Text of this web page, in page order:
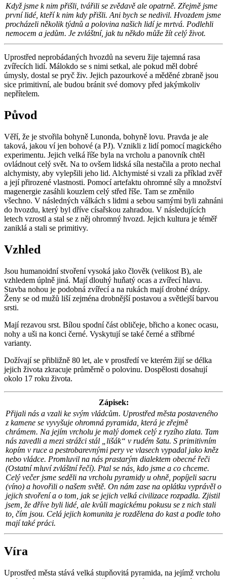
Když jsme k nim přišli, tvářili se zvědavě ale opatrně. Zřejmě jsme
první lidé, kteří k nim kdy přišli. Ani bych se nedivil. Hvozdem jsme
procházeli několik týdnů a polovina našich lidí je mrtvá. Podlehli
nemocem a jedům. Je zvláštní, jak tu někdo může žít celý život.
Uprostřed neprobádaných hvozdů na severu žije tajemná rasa
zvířecích lidí. Málokdo se s nimi setkal, ale pokud měl dobré
úmysly, dostal se pryč živ. Jejich pazourkové a měděné zbraně jsou
sice primitivní, ale budou bránit své domovy před jakýmkoliv
nepřítelem.
Původ
Věří, že je stvořila bohyně Lunonda, bohyně lovu. Pravda je ale
taková, jakou ví jen bohové (a PJ). Vznikli z lidí pomocí magického
experimentu. Jejich velká říše byla na vrcholu a panovník chtěl
ovládnout celý svět. Na to ovšem lidská síla nestačila a proto nechal
alchymisty, aby vylepšili jeho lid. Alchymisté si vzali za příklad zvěř
a její přirozené vlastnosti. Pomocí artefaktu ohromné síly a množství
magenergie zasáhli kouzlem celý střed říše. Tam se změnilo
všechno. V následných válkách s lidmi a sebou samými byli zahnáni
do hvozdu, který byl dříve císařskou zahradou. V následujících
letech vzrostl a stal se z něj ohromný hvozd. Jejich kultura je téměř
zaniklá a stali se primitivy.
Vzhled
Jsou humanoidní stvoření vysoká jako člověk (velikost B), ale
vzhledem úplně jiná. Mají dlouhý huňatý ocas a zvířecí hlavu.
Stavba nohou je podobná zvířecí a na rukách mají drobné drápy.
Ženy se od mužů liší zejména drobnější postavou a světlejší barvou
srsti.
Mají rezavou srst. Bílou spodní část obličeje, břicho a konec ocasu,
nohy a uši na konci černé. Vyskytují se také černé a stříbrné
varianty.
Dožívají se přibližně 80 let, ale v prostředí ve kterém žijí se délka
jejich života zkracuje průměrně o polovinu. Dospělosti dosahují
okolo 17 roku života.
Zápisek:
Přijali nás a vzali ke svým vládcům. Uprostřed města postaveného
z kamene se vyvyšuje ohromná pyramida, která je zřejmě
chrámem. Na jejím vrcholu je malý domek celý z ryzího zlata. Tam
nás zavedli a mezi strážci stál „lišák“ v rudém šatu. S primitivním
kopím v ruce a pestrobarevnými pery ve vlasech vypadal jako kněz
nebo vládce. Promluvil na nás prastarým dialektem obecné řeči
(Ostatní mluví zvláštní řečí). Ptal se nás, kdo jsme a co chceme.
Celý večer jsme seděli na vrcholu pyramidy u ohně, popíjeli sacru
(víno) a hovořili o našem světě. On nám zase na oplátku vyprávěl o
jejich stvoření a o tom, jak se jejich velká civilizace rozpadla. Zjistil
jsem, že dříve byli lidé, ale kvůli magickému pokusu se z nich stali
to, čím jsou. Celá jejich komunita je rozdělena do kast a podle toho
mají také práci.
Víra
Uprostřed města stává velká stupňovitá pyramida, na jejímž vrcholu